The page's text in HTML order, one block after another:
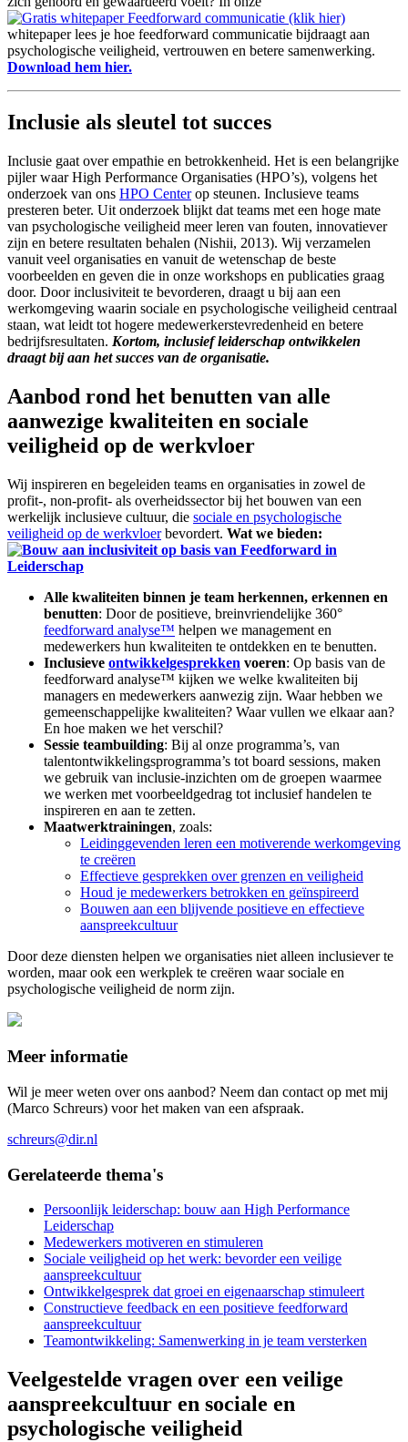
whitepaper lees je hoe feedforward communicatie bijdraagt aan
psychologische veiligheid, vertrouwen en betere samenwerking.
Download hem hier.
Inclusie als sleutel tot succes
Inclusie gaat over empathie en betrokkenheid. Het is een belangrijke
pijler waar High Performance Organisaties (HPO’s), volgens het
onderzoek van ons HPO Centerop steunen. Inclusieve teams
presteren beter. Uit onderzoek blijkt dat teams met een hoge mate
van psychologische veiligheid meer leren van fouten, innovatiever
zijn en betere resultaten behalen (Nishii, 2013). Wij verzamelen
vanuit veel organisaties en vanuit de wetenschap de beste
voorbeelden en geven die in onze workshops en publicaties graag
door. Door inclusiviteit te bevorderen, draagt u bij aan een
werkomgeving waarin sociale en psychologische veiligheid centraal
staan, wat leidt tot hogere medewerkerstevredenheid en betere
bedrijfsresultaten. Kortom, inclusief leiderschap ontwikkelen
draagt bij aan het succes van de organisatie.
Aanbod rond het benutten van alle
aanwezige kwaliteiten en sociale
veiligheid op de werkvloer
Wij inspireren en begeleiden teams en organisaties in zowel de
profit-, non-profit- als overheidssector bij het bouwen van een
werkelijk inclusieve cultuur, die sociale en psychologische
veiligheid op de werkvloerbevordert. Wat we bieden:
Alle kwaliteiten binnen je team herkennen, erkennen en
benutten: Door de positieve, breinvriendelijke 360°
feedforward analyse™ helpen we management en
medewerkers hun kwaliteiten te ontdekken en te benutten.
Inclusieve ontwikkelgesprekken voeren: Op basis van de
feedforward analyse™ kijken we welke kwaliteiten bij
managers en medewerkers aanwezig zijn. Waar hebben we
gemeenschappelijke kwaliteiten? Waar vullen we elkaar aan?
En hoe maken we het verschil?
Sessie teambuilding: Bij al onze programma’s, van
talentontwikkelingsprogramma’s tot board sessions, maken
we gebruik van inclusie-inzichten om de groepen waarmee
we werken met voorbeeldgedrag tot inclusief handelen te
inspireren en aan te zetten.
Maatwerktrainingen, zoals:
Leidinggevenden leren een motiverende werkomgeving
te creëren
Effectieve gesprekken over grenzen en veiligheid
Houd je medewerkers betrokken en geïnspireerd
Bouwen aan een blijvende positieve en effectieve
aanspreekcultuur
Door deze diensten helpen we organisaties niet alleen inclusiever te
worden, maar ook een werkplek te creëren waar sociale en
psychologische veiligheid de norm zijn.
Meer informatie
Wil je meer weten over ons aanbod? Neem dan contact op met mij
(Marco Schreurs) voor het maken van een afspraak.
schreurs@dir.nl
Gerelateerde thema's
Persoonlijk leiderschap: bouw aan High Performance
Leiderschap
Medewerkers motiveren en stimuleren
Sociale veiligheid op het werk: bevorder een veilige
aanspreekcultuur
Ontwikkelgesprek dat groei en eigenaarschap stimuleert
Constructieve feedback en een positieve feedforward
aanspreekcultuur
Teamontwikkeling: Samenwerking in je team versterken
Veelgestelde vragen over een veilige
aanspreekcultuur en sociale en
psychologische veiligheid